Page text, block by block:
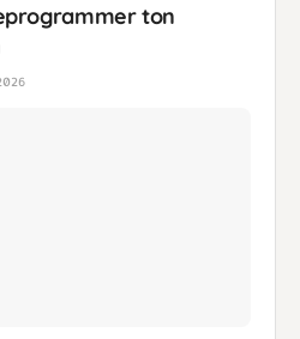
ton